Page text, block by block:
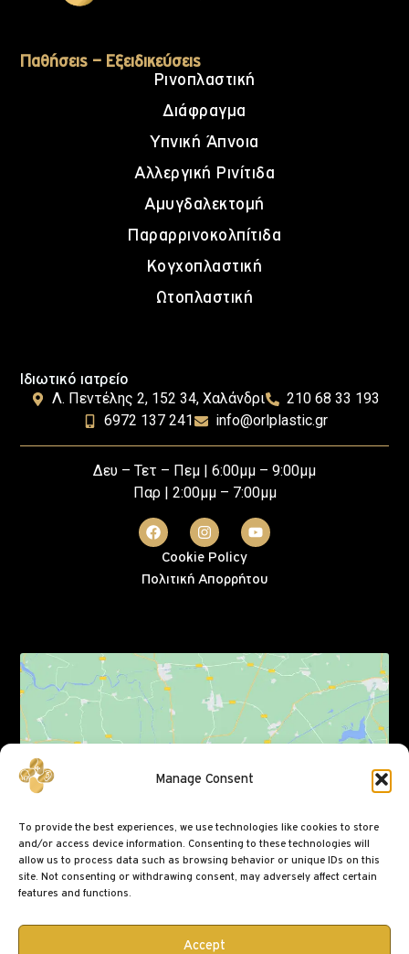
Manage Consent
To provide the best experiences, we use technologies like cookies to store
and/or access device information. Consenting to these technologies will
allow us to process data such as browsing behavior or unique IDs on this
site. Not consenting or withdrawing consent, may adversely affect certain
features and functions.
Accept
Παθήσεις – Εξειδικεύσεις
Ρινοπλαστική
Διάφραγμα
Υπνική Άπνοια
Αλλεργική Ρινίτιδα
Αμυγδαλεκτομή
Παραρρινοκολπίτιδα
Κογχοπλαστική
Ωτοπλαστική
Ιδιωτικό ιατρείο
Λ. Πεντέλης 2, 152 34, Χαλάνδρι
210 68 33 193
6972 137 241
info@orlplastic.gr
Δευ – Τετ – Πεμ | 6:00μμ – 9:00μμ
Παρ | 2:00μμ – 7:00μμ
Cookie Policy
Πολιτική Απορρήτου
Click to accept marketing cookies and enable